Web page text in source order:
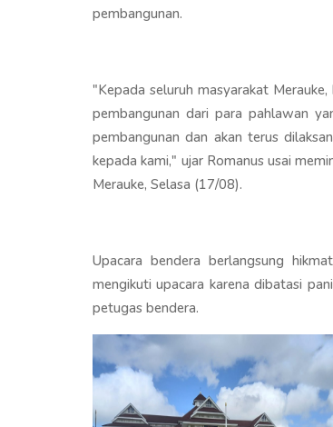
pembangunan.
"Kepada seluruh masyarakat
pembangunan dari para pahlawan
pembangunan dan akan terus
kepada kami," ujar Romanus usai
Merauke, Selasa (17/08).
Upacara bendera berlangsung
mengikuti upacara karena dibatasi
petugas bendera.